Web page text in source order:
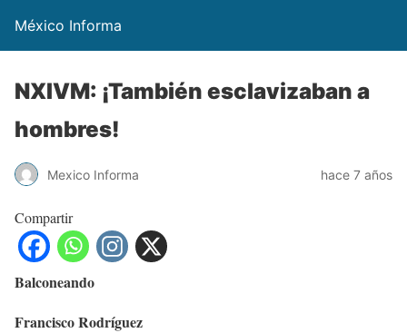
México Informa
NXIVM: ¡También esclavizaban a
hombres!
Mexico Informa hace 7 años
Compartir
Balconeando
Francisco Rodríguez